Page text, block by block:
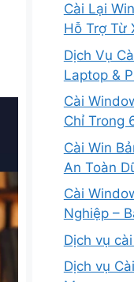
Cài Lại
Hỗ Trợ Từ
Dịch Vụ
Laptop &
Cài
Chỉ Trong
Cài Win
An Toàn
Cài
Nghiệp –
Dịch vụ
Dịch vụ